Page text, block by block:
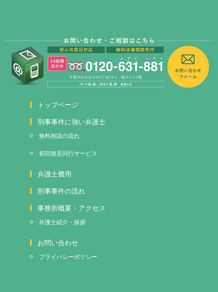
トップページ
刑事事件に強い弁護士
無料相談の流れ
初回接見 同行サービス
弁護士費用
刑事事件の流れ
事務所概要・アクセス
弁護士紹介・挨拶
お問い合わせ
プライバシーポリシー